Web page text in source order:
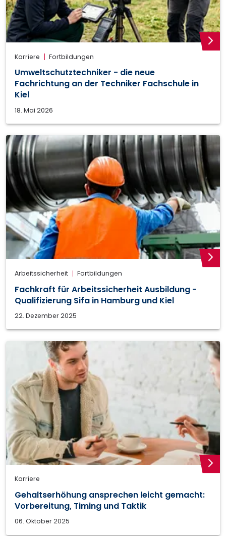
Karriere Fortbildungen
Umweltschutztechniker - die neue
Fachrichtung an der Techniker Fachschule in
Kiel
18. Mai 2026
Arbeitssicherheit Fortbildungen
Fachkraft für Arbeitssicherheit Ausbildung -
Qualifizierung Sifa in Hamburg und Kiel
22. Dezember 2025
Karriere
Gehaltserhöhung ansprechen leicht gemacht:
Vorbereitung, Timing und Taktik
06. Oktober 2025